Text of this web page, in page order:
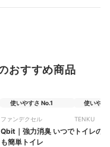
おすすめ商品
使いやすさ No.1
ファンデクセル
Qbit ｜ 強力消臭 いつで
も簡単トイレ
使いやす
TENKU
トイレの